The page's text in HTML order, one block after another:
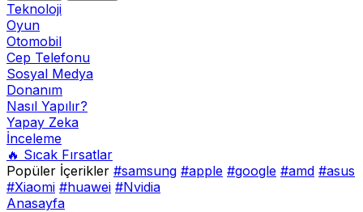
Teknoloji
Oyun
Otomobil
Cep Telefonu
Sosyal Medya
Donanım
Nasıl Yapılır?
Yapay Zeka
İnceleme
🔥 Sıcak Fırsatlar
Popüler İçerikler #samsung #apple #google #amd #asus
#Xiaomi #huawei #Nvidia
Anasayfa